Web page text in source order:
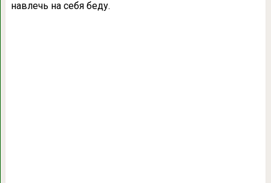
навлечь на себя беду.